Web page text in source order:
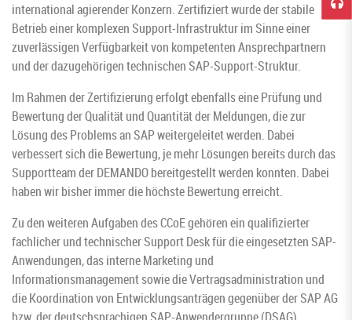
international agierender Konzern. Zertifiziert wurde der stabile
Betrieb einer komplexen Support-Infrastruktur im Sinne einer
zuverlässigen Verfügbarkeit von kompetenten Ansprechpartnern
und der dazugehörigen technischen SAP-Support-Struktur.
Im Rahmen der Zertifizierung erfolgt ebenfalls eine Prüfung und
Bewertung der Qualität und Quantität der Meldungen, die zur
Lösung des Problems an SAP weitergeleitet werden. Dabei
verbessert sich die Bewertung, je mehr Lösungen bereits durch das
Supportteam der DEMANDO bereitgestellt werden konnten. Dabei
haben wir bisher immer die höchste Bewertung erreicht.
Zu den weiteren Aufgaben des CCoE gehören ein qualifizierter
fachlicher und technischer Support Desk für die eingesetzten SAP-
Anwendungen, das interne Marketing und
Informationsmanagement sowie die Vertragsadministration und
die Koordination von Entwicklungsanträgen gegenüber der SAP AG